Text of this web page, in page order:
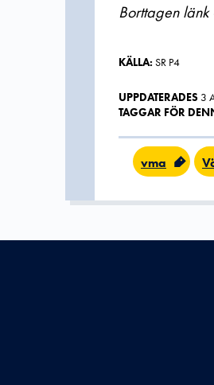
Borttagen länk
KÄLLA: SR P4
UPPDATERADES 3
TAGGAR FÖR
vma